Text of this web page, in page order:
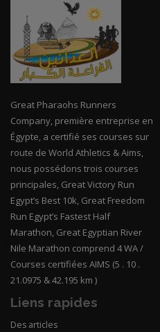
Great Pharaohs Runners
Company, première entreprise en
Égypte, a certifié ses courses sur
route de World Athletics & Aims,
nous possédons trois courses
principales, Great Victory Run
Egypt’s Best 10k, Great Freedom
Run Egypt’s Fastest Half
Marathon, Great Egyptian River
Nile Marathon comprend 4 WA /
Courses certifiées AIMS (5 . 10 .
21.0975 & 42.195 km )
Liens rapides
Des articles